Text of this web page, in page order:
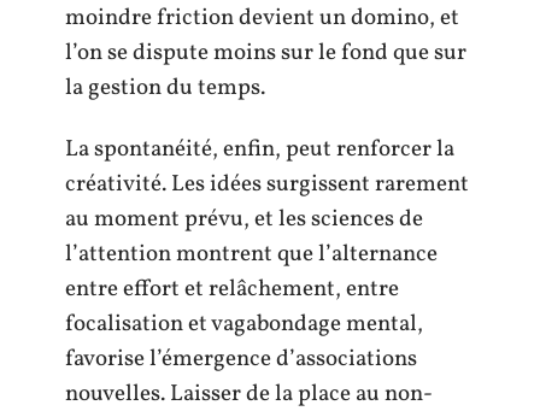
moindre friction devient un domino, et
l’on se dispute moins sur le fond que sur
la gestion du temps.
La spontanéité, enfin, peut renforcer la
créativité. Les idées surgissent rarement
au moment prévu, et les sciences de
l’attention montrent que l’alternance
entre effort et relâchement, entre
focalisation et vagabondage mental,
favorise l’émergence d’associations
nouvelles. Laisser de la place au non-